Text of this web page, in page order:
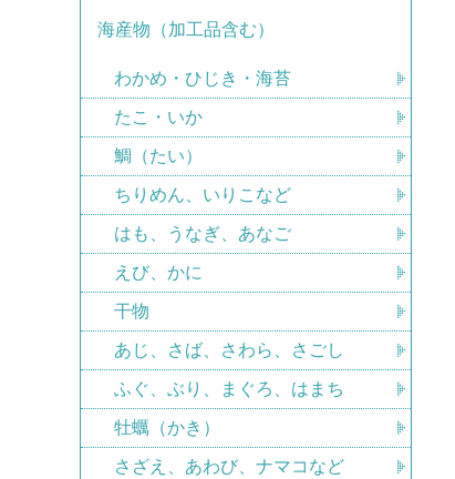
海産物（加工品含む）
わかめ・ひじき・海苔
たこ・いか
鯛（たい）
ちりめん、いりこなど
はも、うなぎ、あなご
えび、かに
干物
あじ、さば、さわら、さごし
ふぐ、ぶり、まぐろ、はまち
牡蠣（かき）
さざえ、あわび、ナマコなど